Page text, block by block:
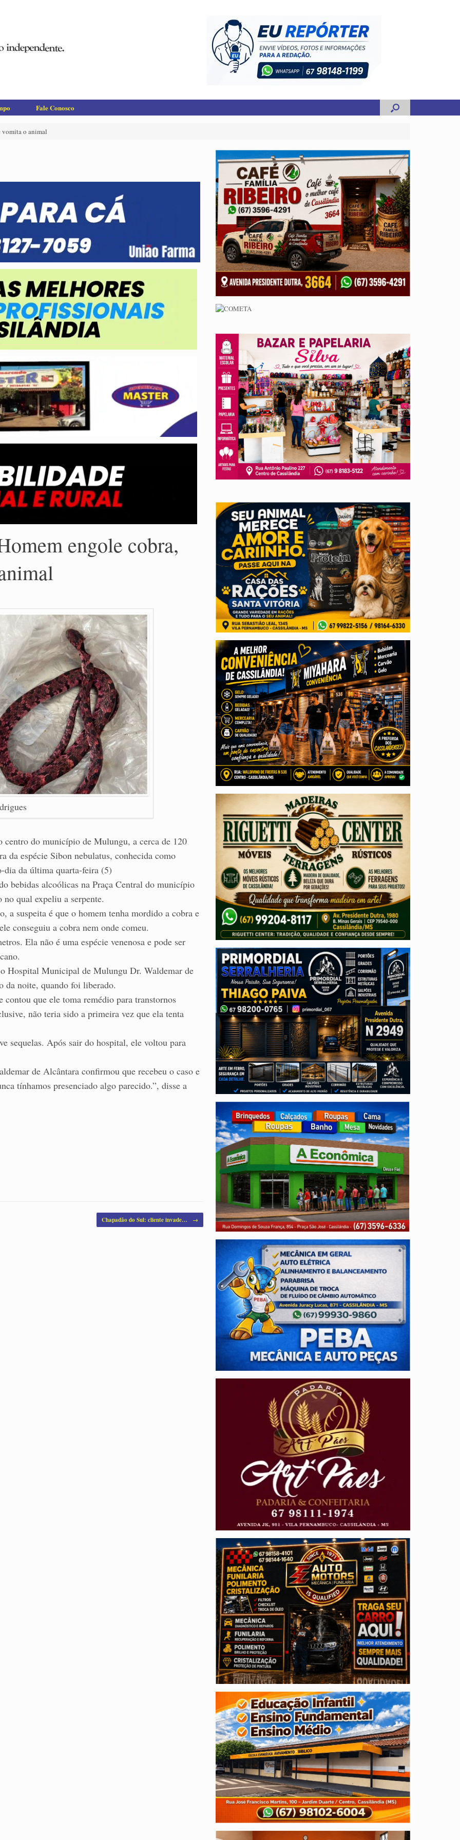
Fale Conosco
vomita o animal
engole cobra,
centro do município de Mulungu, a cerca de 120
da espécie Sibon nebulatus, conhecida como
dia da última quarta-feira (5)
bebidas alcoólicas na Praça Central do município
qual expeliu a serpente.
a suspeita é que o homem tenha mordido a cobra e
conseguiu a cobra nem onde comeu.
Ela não é uma espécie venenosa e pode ser
Hospital Municipal de Mulungu Dr. Waldemar de
da noite, quando foi liberado.
que ele toma remédio para transtornos
não teria sido a primeira vez que ela tenta
sequelas. Após sair do hospital, ele voltou para
de Alcântara confirmou que recebeu o caso e
tínhamos presenciado algo parecido.”, disse a
Chapadão do Sul: cliente invade… →